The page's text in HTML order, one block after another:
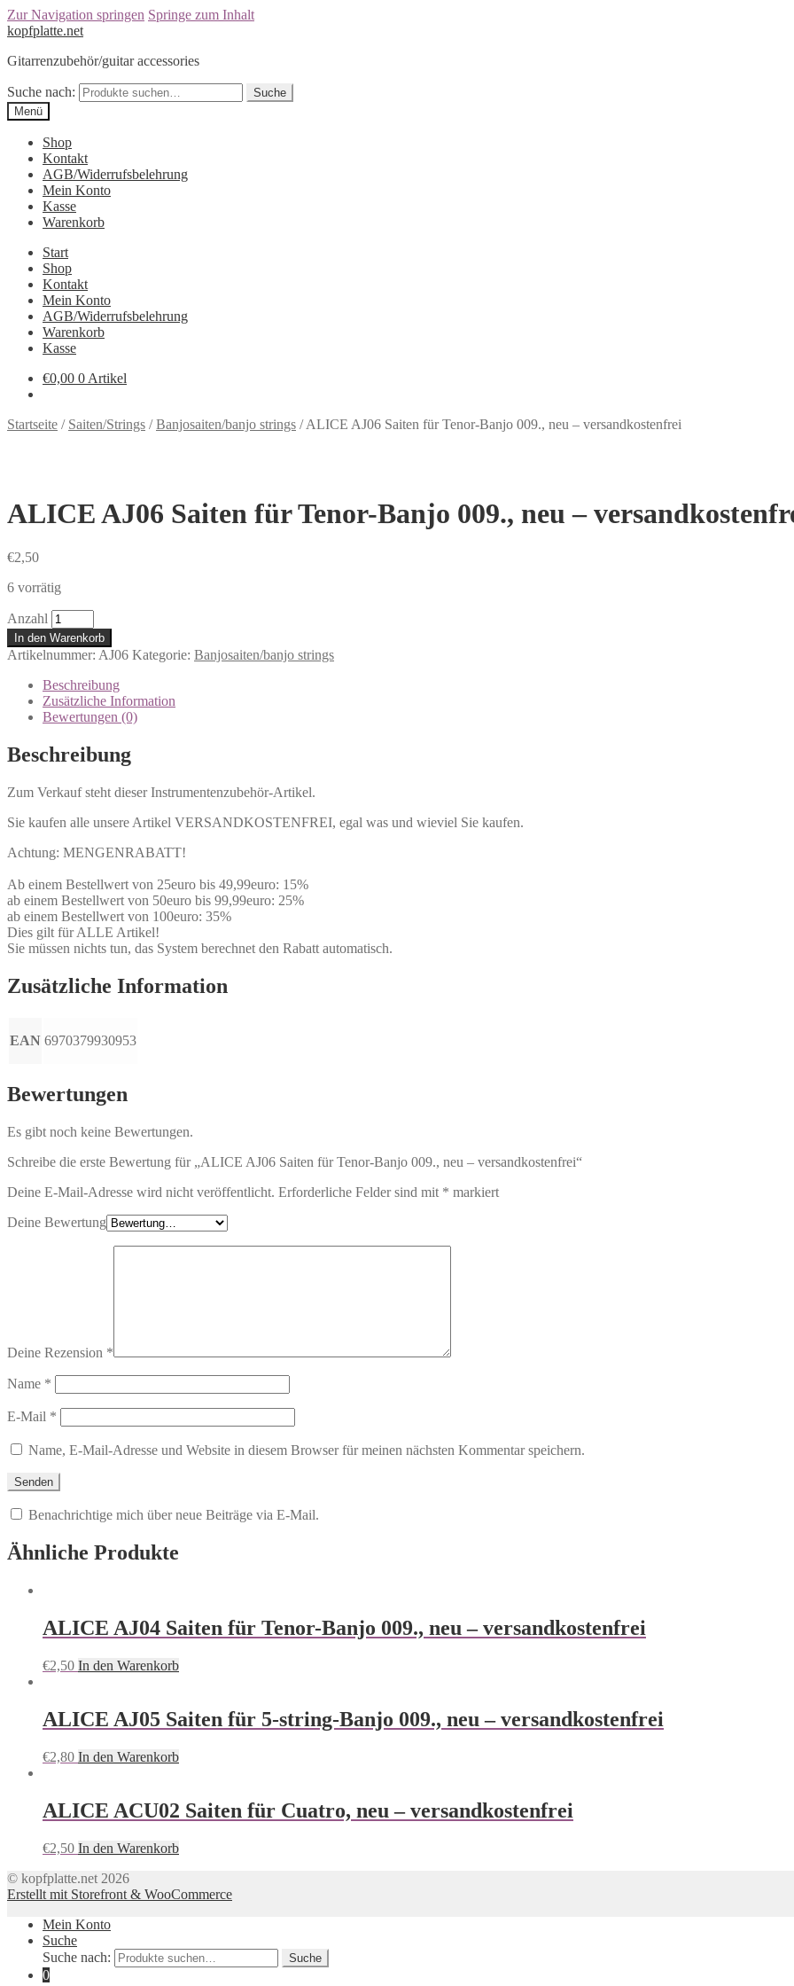
Zur Navigation springen Springe zum Inhalt
kopfplatte.net
Gitarrenzubehör/guitar accessories
Suche nach:
Suche
Menü
Shop
Kontakt
AGB/Widerrufsbelehrung
Mein Konto
Kasse
Warenkorb
Start
Shop
Kontakt
Mein Konto
AGB/Widerrufsbelehrung
Warenkorb
Kasse
€0,00 0 Artikel
Startseite / Saiten/Strings /Banjosaiten/banjo strings /ALICE AJ06 Saiten für Tenor-Banjo 009., neu – versandkostenfrei
ALICE AJ06 Saiten für Tenor-Banjo 009., neu –
€2,50
6 vorrätig
Anzahl
In den Warenkorb
Artikelnummer: AJ06 Kategorie: Banjosaiten/banjo strings
Beschreibung
Zusätzliche Information
Bewertungen (0)
Beschreibung
Zum Verkauf steht dieser Instrumentenzubehör-Artikel.
Sie kaufen alle unsere Artikel VERSANDKOSTENFREI, egal was und wieviel Sie kaufen.
Achtung: MENGENRABATT!
Ab einem Bestellwert von 25euro bis 49,99euro: 15%
ab einem Bestellwert von 50euro bis 99,99euro: 25%
ab einem Bestellwert von 100euro: 35%
Dies gilt für ALLE Artikel!
Sie müssen nichts tun, das System berechnet den Rabatt automatisch.
Zusätzliche Information
EAN 6970379930953
Bewertungen
Es gibt noch keine Bewertungen.
Schreibe die erste Bewertung für „ALICE AJ06 Saiten für Tenor-Banjo 009., neu – versandkostenfrei“
Deine E-Mail-Adresse wird nicht veröffentlicht. Erforderliche Felder sind mit * markiert
Deine Bewertung
Deine Rezension *
Name *
E-Mail *
Name, E-Mail-Adresse und Website in diesem Browser für meinen nächsten Kommentar speichern.
Benachrichtige mich über neue Beiträge via E-Mail.
Ähnliche Produkte
ALICE AJ04 Saiten für Tenor-Banjo 009., neu – versandkostenfrei
€2,50 In den Warenkorb
ALICE AJ05 Saiten für 5-string-Banjo 009., neu – versandkostenfrei
€2,80 In den Warenkorb
ALICE ACU02 Saiten für Cuatro, neu – versandkostenfrei
€2,50 In den Warenkorb
© kopfplatte.net 2026
Erstellt mit Storefront & WooCommerce
Mein Konto
Suche
Suche nach:
Suche
0